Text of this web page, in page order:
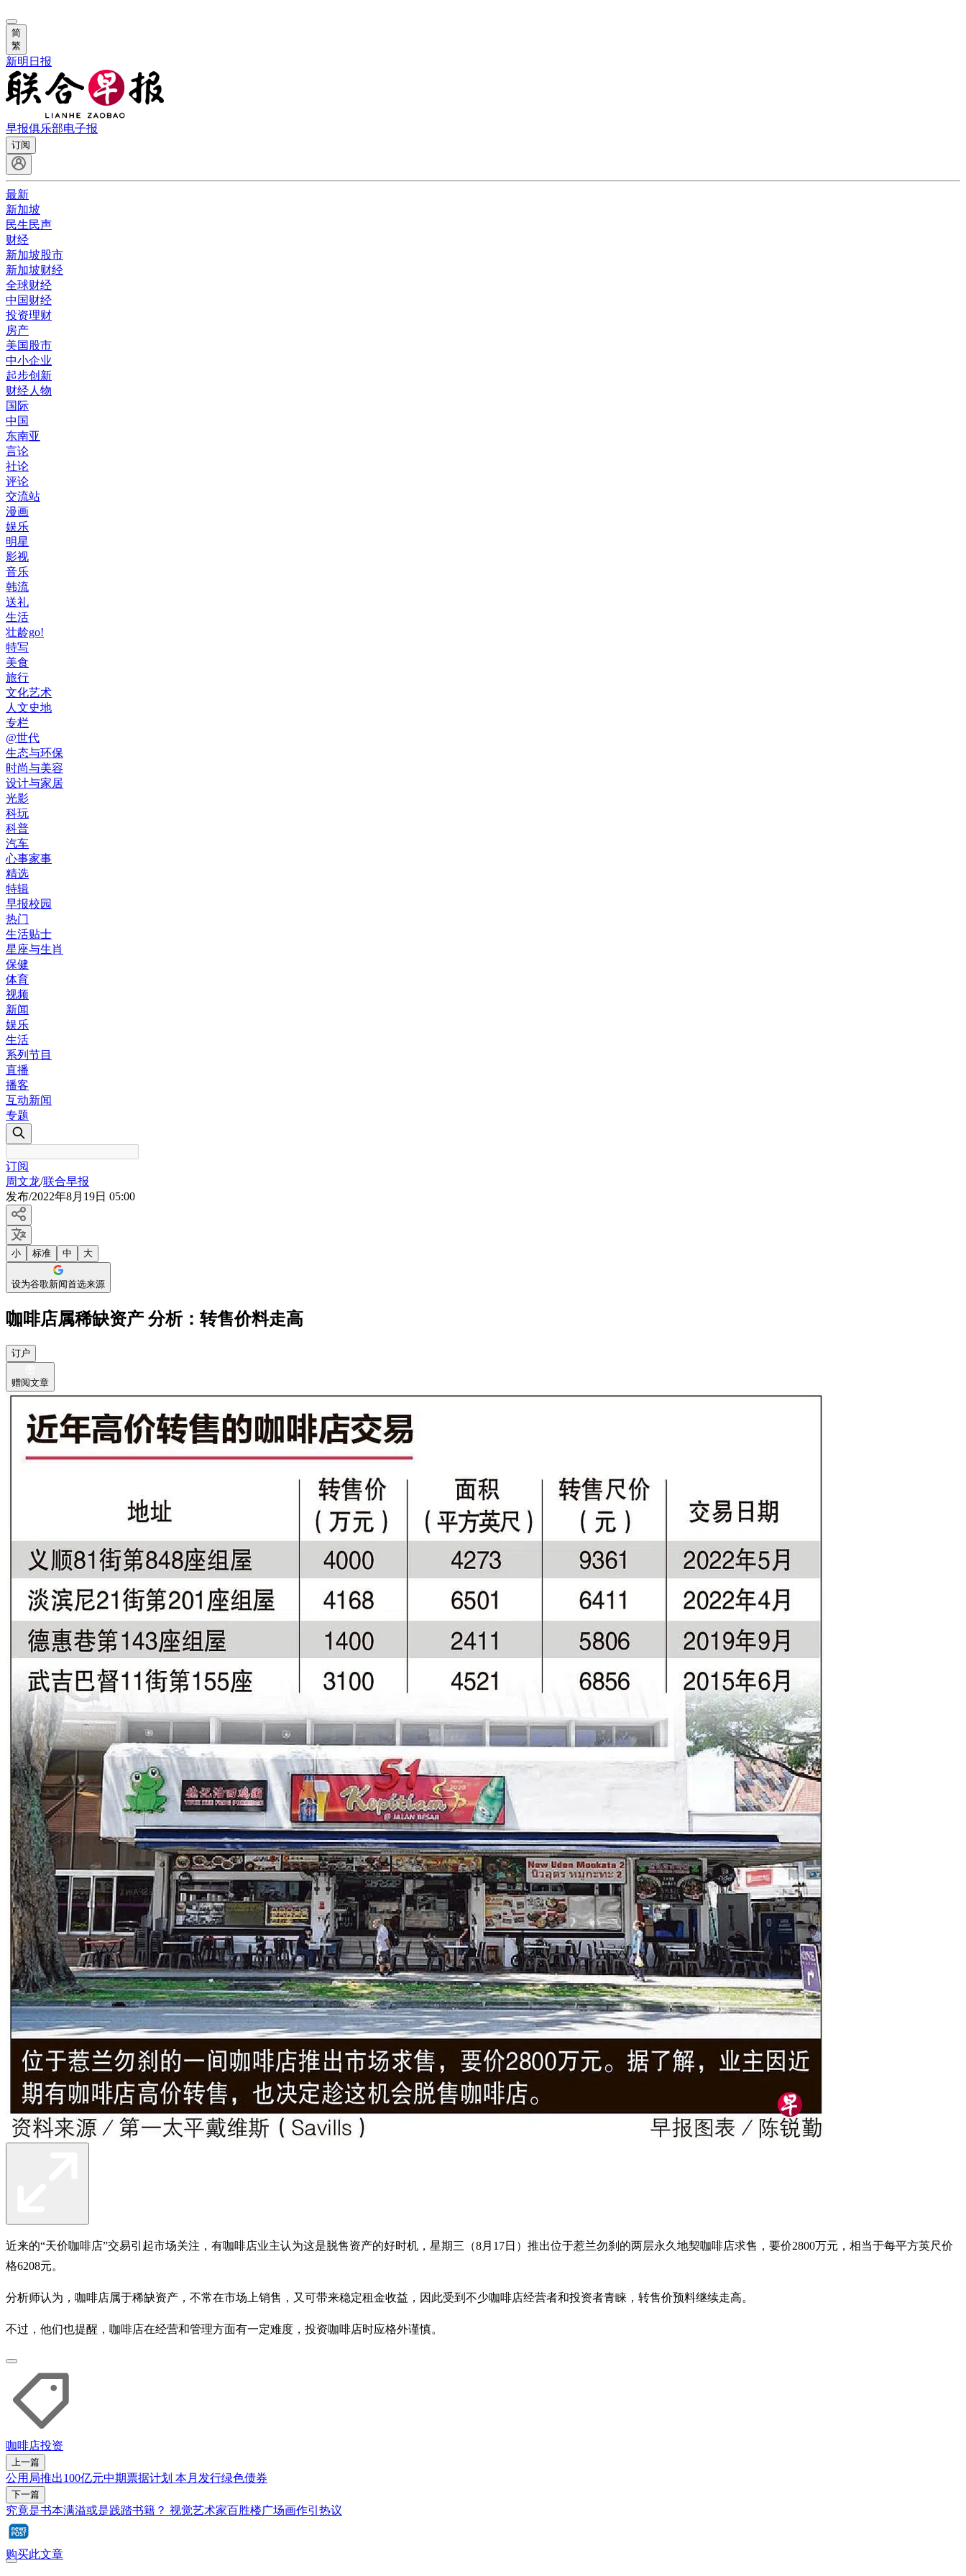
简
繁
新明日报
早报俱乐部电子报
订阅
最新
新加坡
民生民声
财经
新加坡股市
新加坡财经
全球财经
中国财经
投资理财
房产
美国股市
中小企业
起步创新
财经人物
国际
中国
东南亚
言论
社论
评论
交流站
漫画
娱乐
明星
影视
音乐
韩流
送礼
生活
壮龄go!
特写
美食
旅行
文化艺术
人文史地
专栏
@世代
生态与环保
时尚与美容
设计与家居
光影
科玩
科普
汽车
心事家事
精选
特辑
早报校园
热门
生活贴士
星座与生肖
保健
体育
视频
新闻
娱乐
生活
系列节目
直播
播客
互动新闻
专题
订阅
周文龙/联合早报
发布/2022年8月19日 05:00
小 标准 中 大
设为谷歌新闻首选来源
咖啡店属稀缺资产 分析：转售价料走高
订户
赠阅文章
近来的“天价咖啡店”交易引起市场关注，有咖啡店业主认为这是脱售资产的好时机，星期三（8月17日）推出位于惹兰勿刹的两层永久地契咖啡店求售，要价2800万元，相当于每平方英尺价
格6208元。
分析师认为，咖啡店属于稀缺资产，不常在市场上销售，又可带来稳定租金收益，因此受到不少咖啡店经营者和投资者青睐，转售价预料继续走高。
不过，他们也提醒，咖啡店在经营和管理方面有一定难度，投资咖啡店时应格外谨慎。
咖啡店投资
上一篇
公用局推出100亿元中期票据计划 本月发行绿色债券
下一篇
究竟是书本满溢或是践踏书籍？ 视觉艺术家百胜楼广场画作引热议
购买此文章